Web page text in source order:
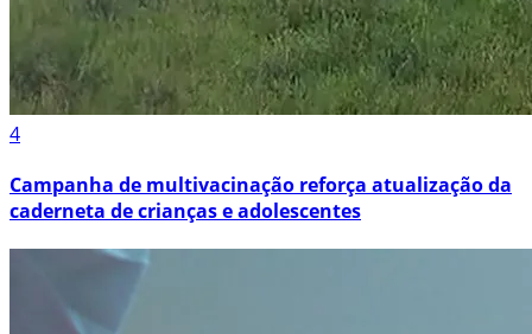
4
Campanha de multivacinação reforça atualização da
caderneta de crianças e adolescentes